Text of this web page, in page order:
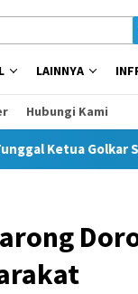
LAINNYA
Hubungi Kami
Golkar Samarinda,